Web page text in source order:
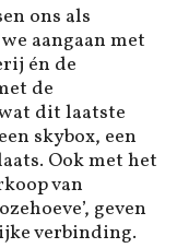
ons als
aangaan met
én de
de
dit laatste
skybox, een
Ook met het
van
geven
verbinding.